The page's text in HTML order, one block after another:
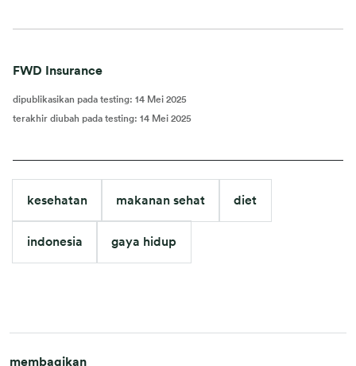
FWD Insurance
dipublikasikan pada testing: 14 Mei 2025
terakhir diubah pada testing: 14 Mei 2025
kesehatan makanan sehat diet
indonesia gaya hidup
membagikan